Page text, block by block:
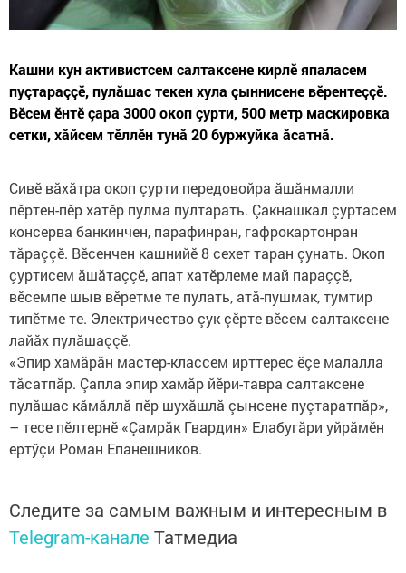
Кашни кун активистсем салтаксене кирлӗ япаласем
пуçтараççӗ, пулăшас текен хула çыннисене вӗрентеççӗ.
Вӗсем ӗнтӗ çара 3000 окоп çурти, 500 метр маскировка
сетки, хăйсем тӗллӗн тунă 20 буржуйка ăсатнă.
Сивӗ вăхăтра окоп çурти передовойра ăшăнмалли
пӗртен-пӗр хатӗр пулма пултарать. Çакнашкал çуртасем
консерва банкинчен, парафинран, гафрокартонран
тăраççӗ. Вӗсенчен кашнийӗ 8 сехет таран çунать. Окоп
çуртисем ăшăтаççӗ, апат хатӗрлеме май параççӗ,
вӗсемпе шыв вӗретме те пулать, атă-пушмак, тумтир
типӗтме те. Электричество çук çӗрте вӗсем салтаксене
лайăх пулăшаççӗ.
«Эпир хамăрăн мастер-классем ирттерес ӗçе малалла
тăсатпăр. Çапла эпир хамăр йӗри-тавра салтаксене
пулăшас кăмăллă пӗр шухăшлă çынсене пуçтаратпăр»,
– тесе пӗлтернӗ «Çамрăк Гвардин» Елабугăри уйрăмӗн
ертӳçи Роман Епанешников.
Следите за самым важным и интересным в
Telegram-канале Татмедиа